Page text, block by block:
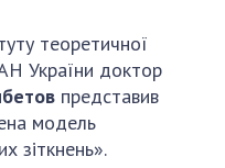
УКРАЇНИ
теоретичної
України доктор
представив
модель
зіткнень».